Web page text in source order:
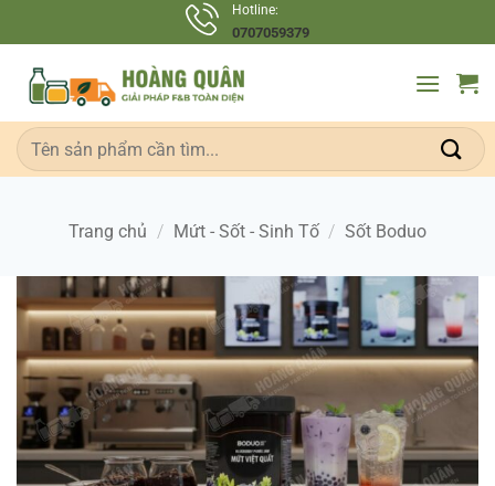
qua
dung
Hotline:
0707059379
Tìm
kiếm:
Trang chủ / Mứt - Sốt - Sinh Tố / Sốt Boduo